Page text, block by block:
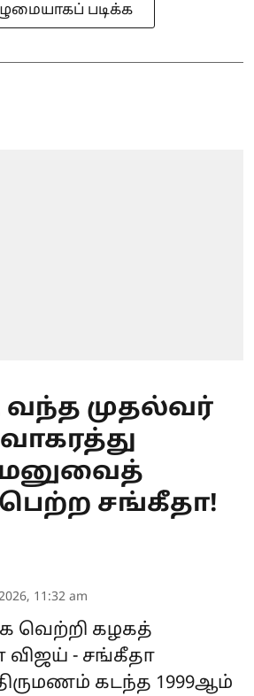
படிக்க
வந்த முதல்வர்
மனுவைத்
பெற்ற சங்கீதா!
11:32 am
வெற்றி கழகத்
- சங்கீதா
கடந்த 1999ஆம்